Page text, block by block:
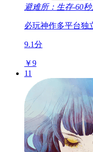
避难所：生存-60
必玩神作多平台独
9.1分
￥9
11